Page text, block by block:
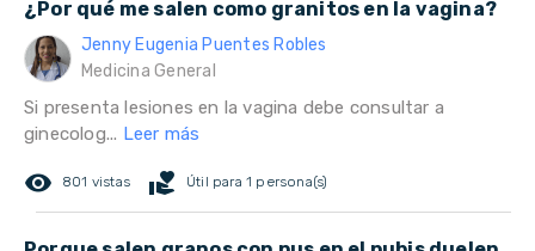
¿Por qué me salen como granitos en la vagina?
Jenny Eugenia Puentes Robles
Medicina General
Si presenta lesiones en la vagina debe consultar a
ginecolog... Leer más
remove_red_eye 801 vistas volunteer_activism Útil para 1 persona(s)